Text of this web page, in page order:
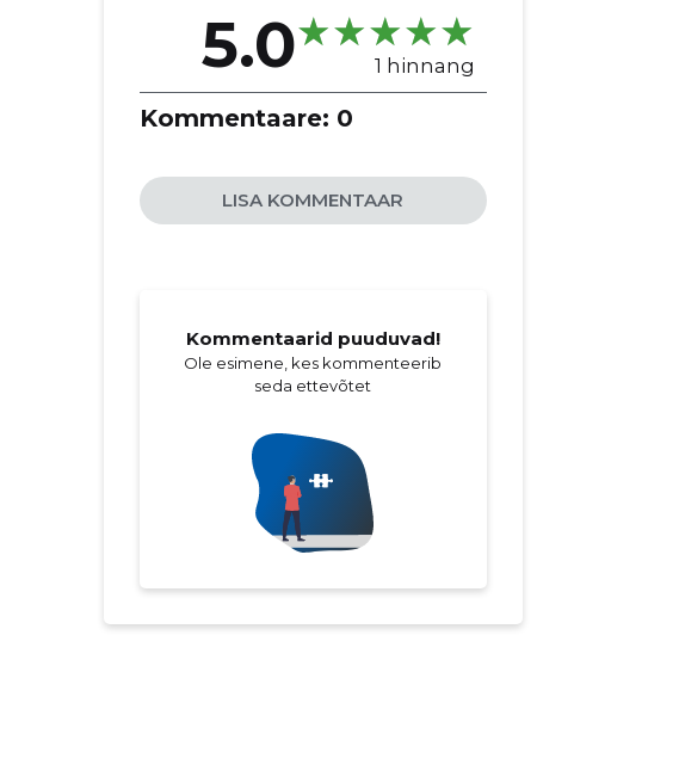
5.0 1 hinnang
Kommentaare: 0
LISA KOMMENTAAR
Kommentaarid puuduvad!
Ole esimene, kes kommenteerib
seda ettevõtet